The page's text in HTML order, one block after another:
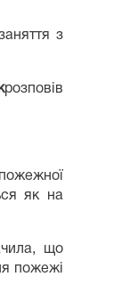
з
розповів
як на
що
пожежі